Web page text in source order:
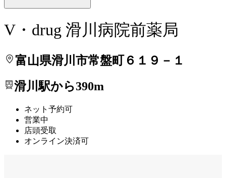
V・drug 滑川病院前薬局
富山県滑川市常盤町６１９－１
滑川駅から390m
ネット予約可
営業中
店頭受取
オンライン決済可